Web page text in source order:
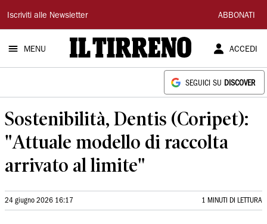
Il
Tirreno
Iscriviti alle Newsletter ABBONATI
MENU ACCEDI
SEGUICI SU DISCOVER
Sostenibilità, Dentis (Coripet):
"Attuale modello di raccolta
arrivato al limite"
24 giugno 2026 16:17 1 MINUTI DI LETTURA